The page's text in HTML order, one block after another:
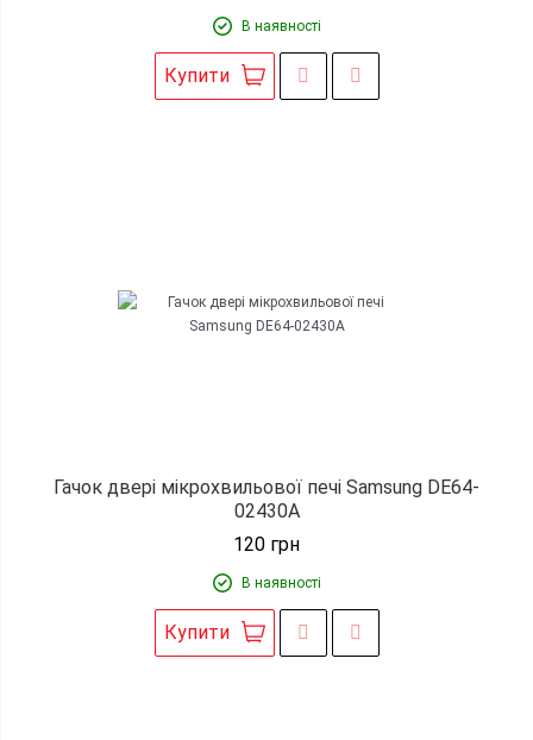
В наявності
Купити
Гачок двері мікрохвильової печі Samsung DE64-
02430A
120 грн
В наявності
Купити